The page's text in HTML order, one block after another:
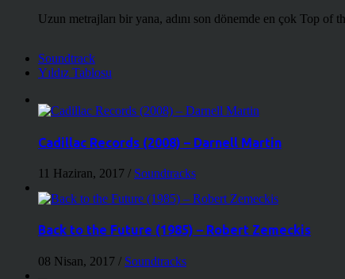
Uzun metrajları bir yana, adını son dönemde en çok Top
Soundtrack
Yıldız Tablosu
Cadillac Records (2008) – Darnell Martin
11 Haziran, 2017 / Soundtracks
Back to the Future (1985) – Robert Zemeckis
08 Nisan, 2017 / Soundtracks